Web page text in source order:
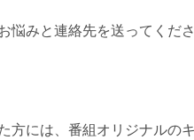
悩みと連絡先を送ってくだ
方には、番組オリジナルの